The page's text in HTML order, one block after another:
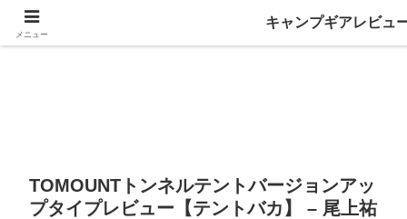
TOMOUNTトンネルテントバージョンアッ
プタイプレビュー【テントバカ】 – 尾上祐
メニュー
キャンプギアレビュ